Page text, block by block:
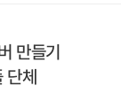
만들기
단체